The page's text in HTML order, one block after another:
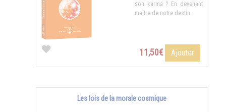
son karma ? En devenant
maître de notre destin.
11,50€ Ajouter
Les lois de la morale cosmique